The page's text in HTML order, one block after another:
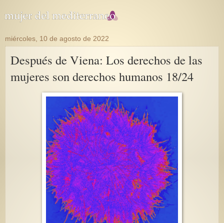
miércoles, 10 de agosto de 2022
Después de Viena: Los derechos de las
mujeres son derechos humanos 18/24